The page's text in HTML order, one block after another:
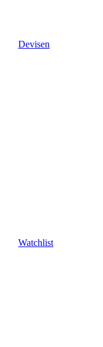
Devisen
Watchlist